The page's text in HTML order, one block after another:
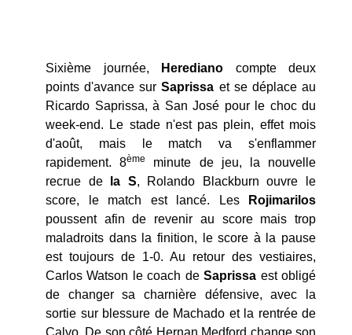
Sixième journée, Herediano compte deux
points d'avance surSaprissa et se déplace au
Ricardo Saprissa, à San José pour le choc du
week-end. Le stade n'est pas plein, effet mois
d'août, mais le match va s'enflammer
rapidement. 8ème
minute de jeu, la nouvelle
recrue de
la S, Rolando Blackburn ouvre le
score, le match est lancé. Les
Rojimarilos
poussent afin de revenir au score mais trop
maladroits dans la finition, le score à la pause
est toujours de 1-0. Au retour des vestiaires,
Carlos Watson le coach deSaprissa est obligé
de changer sa charnière défensive, avec la
sortie sur blessure de Machado et la rentrée de